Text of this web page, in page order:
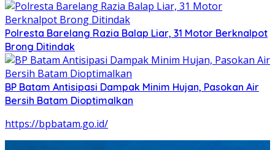
Polresta Barelang Razia Balap Liar, 31 Motor Berknalpot
Brong Ditindak
BP Batam Antisipasi Dampak Minim Hujan, Pasokan Air
Bersih Batam Dioptimalkan
https://bpbatam.go.id/